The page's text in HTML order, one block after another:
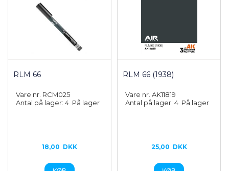
RLM 66
Vare nr. RCM025
Antal på lager: 4 På lager
18,00 DKK
RLM 66 (1938)
Vare nr. AK11819
Antal på lager: 4 På lager
25,00 DKK